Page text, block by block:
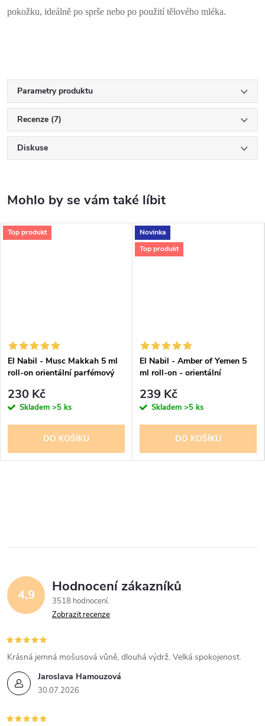
pokožku, ideálně po sprše nebo po použití tělového mléka.
Parametry produktu
Recenze (7)
Diskuse
Top produkt
El Nabil - Musc Makkah 5 ml
roll-on orientální parfémový
230 Kč
Skladem >5 ks
DO KOŠÍKU
Novinka
Top produkt
El Nabil - Amber of Yemen 5
ml roll-on - orientální
muže
239 Kč
Skladem >5 ks
DO KOŠÍKU
4,9 Hodnocení zákazníků
3518 hodnocení
Zobrazit recenze
Jaroslava Hamouzová
30.07.2026
Krásná jemná mošusová vůně, dlouhá výdrž. Velká spokojenost.